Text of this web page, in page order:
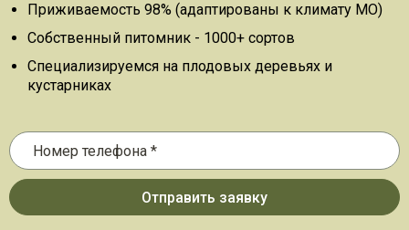
Приживаемость 98% (адаптированы к климату МО)
Собственный питомник - 1000+ сортов
Специализируемся на плодовых деревьях и
кустарниках